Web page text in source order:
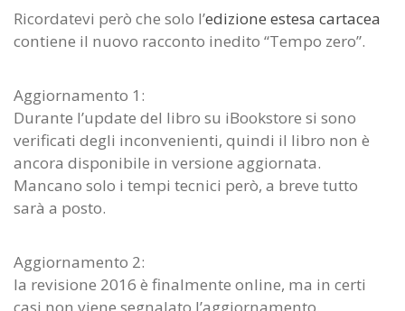
Ricordatevi però che solo l’edizione estesa cartacea
contiene il nuovo racconto inedito “Tempo zero”.
Aggiornamento 1:
Durante l’update del libro su iBookstore si sono
verificati degli inconvenienti, quindi il libro non è
ancora disponibile in versione aggiornata.
Mancano solo i tempi tecnici però, a breve tutto
sarà a posto.
Aggiornamento 2:
la revisione 2016 è finalmente online, ma in certi